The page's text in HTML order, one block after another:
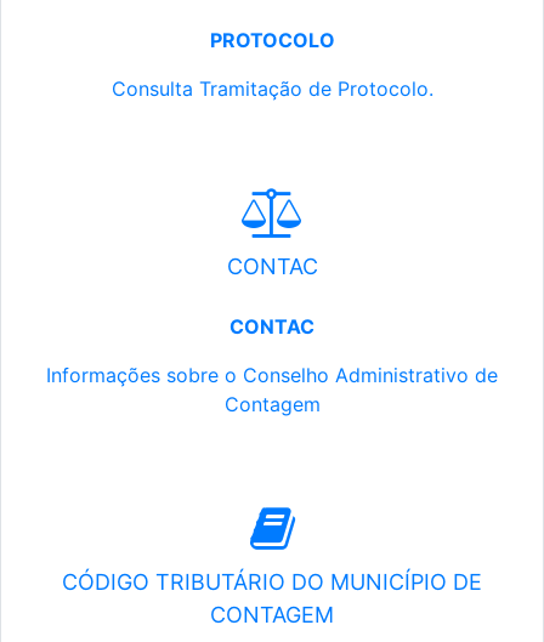
PROTOCOLO
Consulta Tramitação de Protocolo.
CONTAC
CONTAC
Informações sobre o Conselho Administrativo de
Contagem
CÓDIGO TRIBUTÁRIO DO MUNICÍPIO DE
CONTAGEM